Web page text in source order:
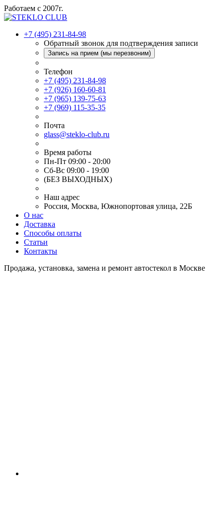
Работаем с 2007г.
+7 (495) 231-84-98
Обратный звонок для подтверждения записи
Запись на прием (мы перезвоним)
Телефон
+7 (495) 231-84-98
+7 (926) 160-60-81
+7 (965) 139-75-63
+7 (969) 115-35-35
Почта
glass@steklo-club.ru
Время работы
Пн-Пт 09:00 - 20:00
Сб-Вс 09:00 - 19:00
(БЕЗ ВЫХОДНЫХ)
Наш адрес
Россия, Москва, Южнопортовая улица, 22Б
О нас
Доставка
Способы оплаты
Статьи
Контакты
Продажа, установка, замена и ремонт автостекол в Москве